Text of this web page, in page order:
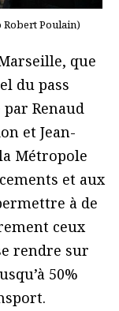
Robert Poulain)
que
du pass
Renaud
et Jean-
Métropole
et aux
à de
ceux
rendre sur
50%